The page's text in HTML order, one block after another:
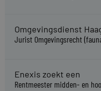
Omgevingsdienst
Jurist Omgevingsrecht
Enexis zoekt een
Rentmeester midden- en